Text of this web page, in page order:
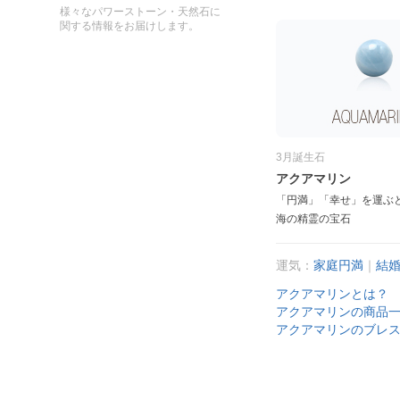
様々なパワーストーン・天然石に
関する情報をお届けします。
3月誕生石
アクアマリン
「円満」「幸せ」を運ぶ
海の精霊の宝石
運気：家庭円満 ｜結
アクアマリンとは？
アクアマリンの商品
アクアマリンのブレ